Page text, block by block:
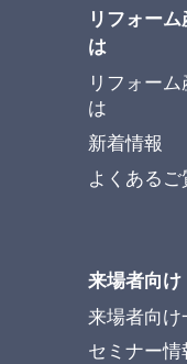
リフォー
は
リフォー
は
新着情報
よくあるご
来場者向け
来場者向け
セミナー情